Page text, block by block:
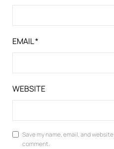
EMAIL*
WEBSITE
Save my name, email, and
comment.